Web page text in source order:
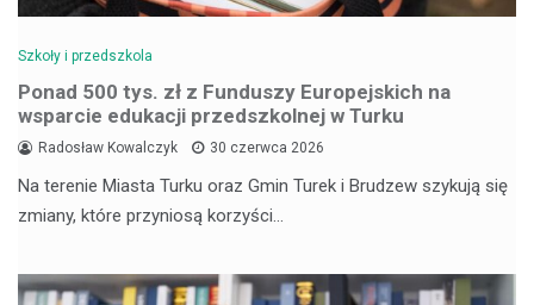
Szkoły i przedszkola
Ponad 500 tys. zł z Funduszy Europejskich na
wsparcie edukacji przedszkolnej w Turku
Radosław Kowalczyk 30 czerwca 2026
Na terenie Miasta Turku oraz Gmin Turek i Brudzew szykują się
zmiany, które przyniosą korzyści…